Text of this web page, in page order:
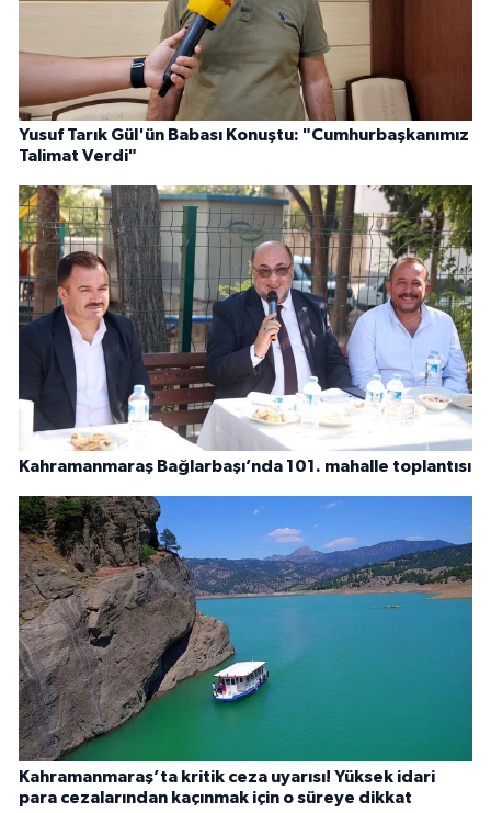
Yusuf Tarık Gül'ün Babası Konuştu: "Cumhurbaşkanımız
Talimat Verdi"
Kahramanmaraş Bağlarbaşı’nda 101. mahalle toplantısı
Kahramanmaraş’ta kritik ceza uyarısı! Yüksek idari
para cezalarından kaçınmak için o süreye dikkat